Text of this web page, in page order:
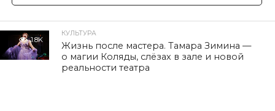
1.8K
КУЛЬТУРА
Жизнь после мастера. Тамара Зимина —
о магии Коляды, слёзах в зале и новой
реальности театра